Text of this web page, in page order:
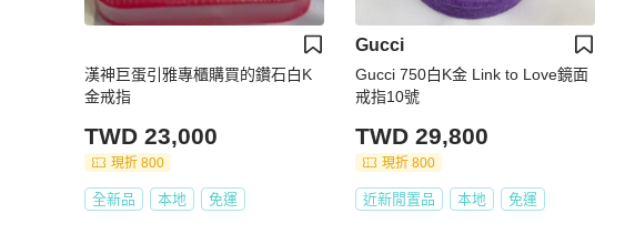
漢神巨蛋引雅專櫃購買的鑽石白K
金戒指
TWD 23,000
現折 800
全新品 本地 免運
Gucci
Gucci 750白K金 Link to Love鏡面
戒指10號
TWD 29,800
現折 800
近新閒置品 本地 免運